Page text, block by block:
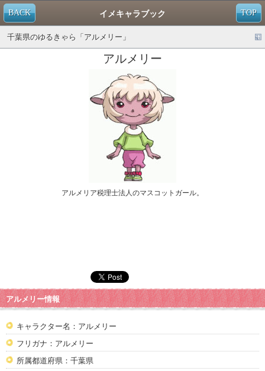
TOP
BACK イメキャラブック
千葉県のゆるきゃら「アルメリー」
アルメリー
アルメリア税理士法人のマスコットガール。
アルメリー情報
キャラクター名：アルメリー
フリガナ：アルメリー
所属都道府県：千葉県